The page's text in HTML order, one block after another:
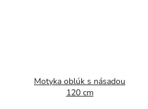
Motyka oblúk s násadou
120 cm